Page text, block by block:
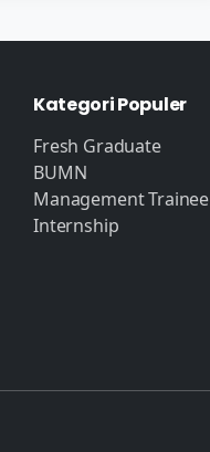
Kategori Populer
Fresh Graduate
BUMN
Management Trainee
Internship